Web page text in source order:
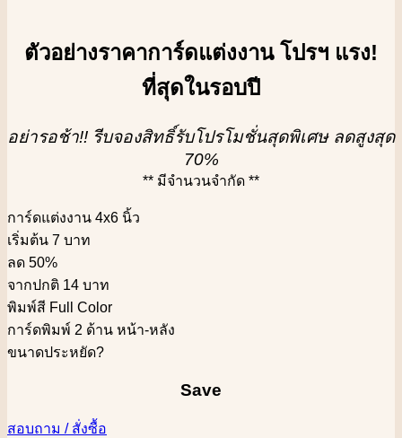
ตัวอย่างราคาการ์ดแต่งงาน โปรฯ แรง!
ที่สุดในรอบปี
อย่ารอช้า!! รีบจองสิทธิ์รับโปรโมชั่นสุดพิเศษ ลดสูงสุด
70%
** มีจำนวนจำกัด **
การ์ดแต่งงาน 4x6 นิ้ว
เริ่มต้น 7 บาท
ลด 50%
จากปกติ 14 บาท
พิมพ์สี Full Color
การ์ดพิมพ์ 2 ด้าน หน้า-หลัง
ขนาดประหยัด?
Save
สอบถาม / สั่งซื้อ